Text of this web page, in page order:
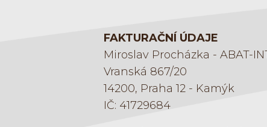
FAKTURAČNÍ ÚDAJE
Miroslav Procházka - ABAT-
Vranská 867/20
14200, Praha 12 - Kamýk
IČ: 41729684